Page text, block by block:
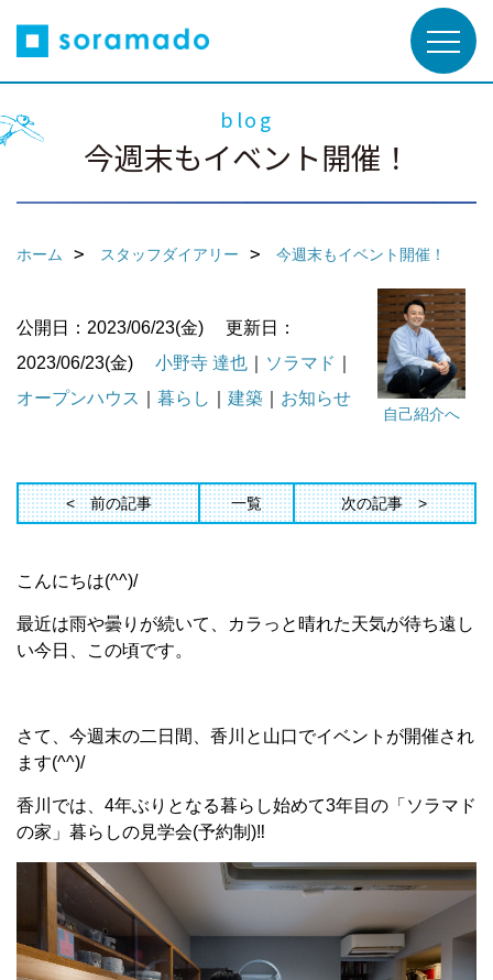
blog
今週末もイベント開催！
ホーム スタッフダイアリー 今週末もイベント開催！
自己紹介へ
公開日：2023/06/23(金)
更新日：
2023/06/23(金)
小野寺 達也 ソラマド
オープンハウス
暮らし 建築 お知らせ
前の記事 一覧 次の記事
こんにちは(^^)/
最近は雨や曇りが続いて、カラっと晴れた天気が待ち遠し
い今日、この頃です。
さて、今週末の二日間、香川と山口でイベントが開催され
ます(^^)/
香川では、4年ぶりとなる暮らし始めて3年目の「ソラマド
の家」暮らしの見学会(予約制)‼